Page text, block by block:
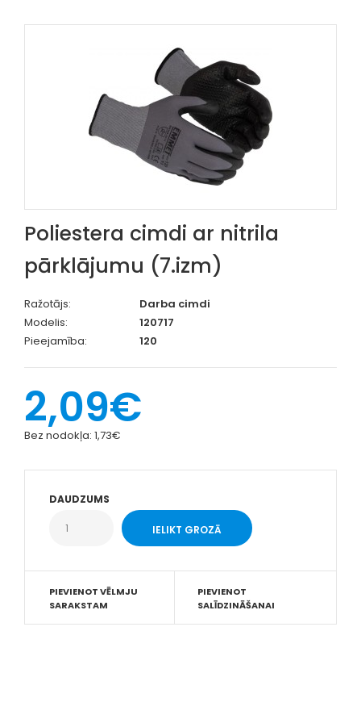
Poliestera cimdi ar nitrila
pārklājumu (7.izm)
Ražotājs:
Darba cimdi
Modelis:
120717
Pieejamība:
120
2,09€
Bez nodokļa: 1,73€
DAUDZUMS
PIEVIENOT VĒLMJU
SARAKSTAM
PIEVIENOT
SALĪDZINĀŠANAI